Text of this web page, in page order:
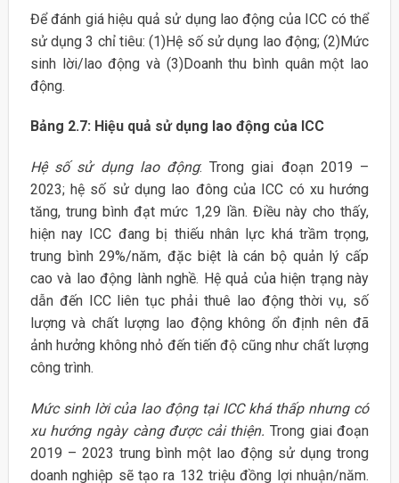
Để đánh giá hiệu quả sử dụng lao động của ICC có thể
sử dụng 3 chỉ tiêu: (1)Hệ số sử dụng lao động; (2)Mức
sinh lời/lao động và (3)Doanh thu bình quân một lao
động.
Bảng 2.7: Hiệu quả sử dụng lao động của ICC
Hệ số sử dụng lao động: Trong giai đoạn 2019 –
2023; hệ số sử dụng lao đông của ICC có xu hướng
tăng, trung bình đạt mức 1,29 lần. Điều này cho thấy,
hiện nay ICC đang bị thiếu nhân lực khá trầm trọng,
trung bình 29%/năm, đặc biệt là cán bộ quản lý cấp
cao và lao động lành nghề. Hệ quả của hiện trạng này
dẫn đến ICC liên tục phải thuê lao động thời vụ, số
lượng và chất lượng lao động không ổn định nên đã
ảnh hưởng không nhỏ đến tiến độ cũng như chất lượng
công trình.
Mức sinh lời của lao động tại ICC khá thấp nhưng có
xu hướng ngày càng được cải thiện. Trong giai đoạn
2019 – 2023 trung bình một lao động sử dụng trong
doanh nghiệp sẽ tạo ra 132 triệu đồng lợi nhuận/năm.